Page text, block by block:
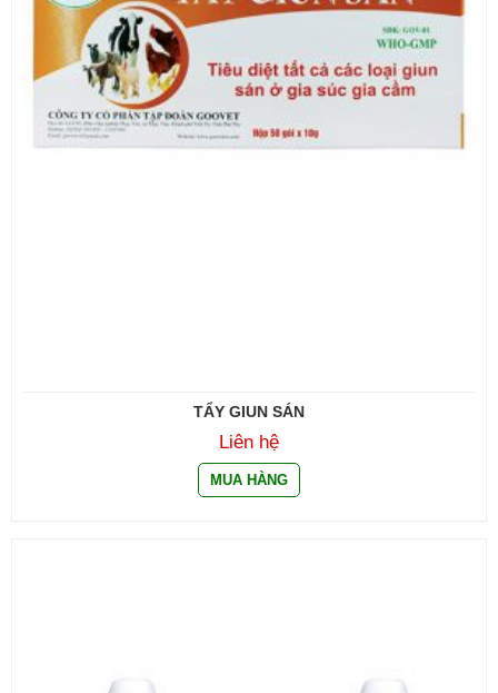
TẨY GIUN SÁN
Liên hệ